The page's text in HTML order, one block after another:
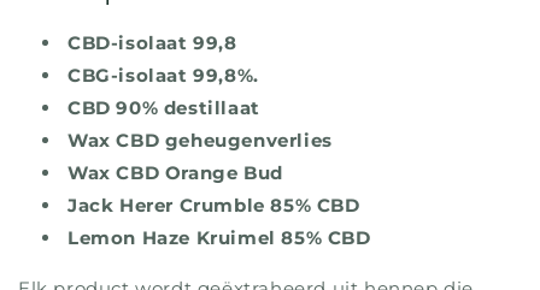
CBD-isolaat 99,8
CBG-isolaat 99,8%.
CBD 90% destillaat
Wax CBD geheugenverlies
Wax CBD Orange Bud
Jack Herer Crumble 85% CBD
Lemon Haze Kruimel 85% CBD